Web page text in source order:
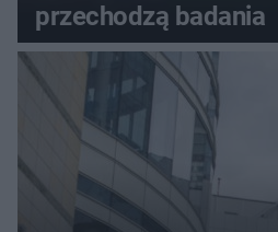
przechodzą badania